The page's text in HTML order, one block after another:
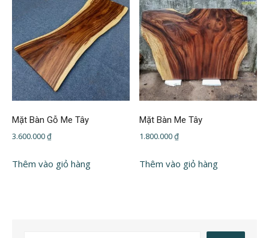
Mặt Bàn Gỗ Me Tây
3.600.000₫
Thêm vào giỏ hàng
Mặt Bàn Me Tây
1.800.000₫
Thêm vào giỏ hàng